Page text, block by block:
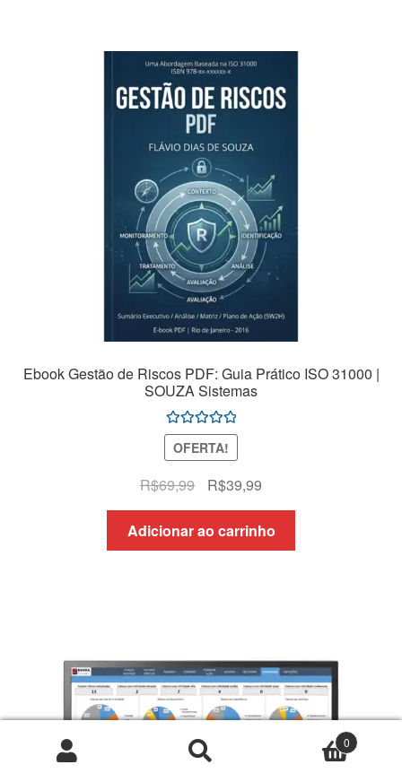
Ebook Gestão de Riscos PDF: Guia Prático ISO 31000 |
SOUZA Sistemas
Avaliação
5.00de 5
OFERTA!
R$69,99
O
preço
original
era:
R$39,99O
preço
atual
é:
Adicionar ao carrinho
Pesquisar
Pesquisar
0